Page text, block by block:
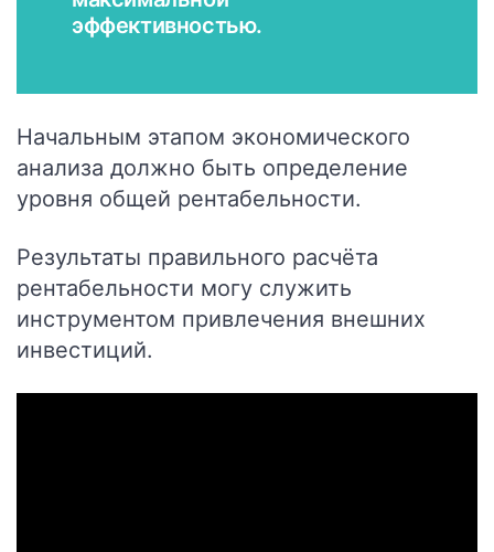
эффективностью.
Начальным этапом экономического
анализа должно быть определение
уровня общей рентабельности.
Результаты правильного расчёта
рентабельности могу служить
инструментом привлечения внешних
инвестиций.